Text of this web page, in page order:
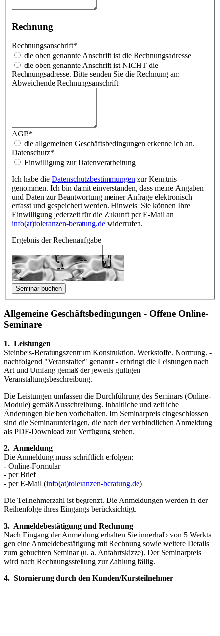
Rechnung
Rechnungsanschrift*
die oben genannte Anschrift ist die Rechnungsadresse
Rechnungsadresse. Bitte senden Sie die Rechnung an:
Abweichende Rechnungsanschrift
AGB*
die allgemeinen Geschäftsbedingungen erkenne ich an.
Datenschutz*
Einwilligung zur Datenverarbeitung
Ich habe die Datenschutzbestimmungen zur Kenntnis
genommen. Ich bin damit einverstanden, dass meine Angaben
und Daten zur Beantwortung meiner Anfrage elektronisch
erfasst und gespeichert werden. Hinweis: Sie können Ihre
Einwilligung jederzeit für die Zukunft per E-Mail an
info(at)toleranzen-beratung.de widerrufen.
Ergebnis der Rechenaufgabe
Allgemeine Geschäftsbedingungen - Offene Online-
Seminare
1. Leistungen
Steinbeis-Beratungszentrum Konstruktion. Werkstoffe. Normung. -
nachfol­gend "Veranstalter" genannt - erbringt die Leistungen nach
Art und Umfang gemäß der jeweils gültigen
Veranstaltungsbeschreibung.
Die Leistungen umfassen die Durchführung des Seminars (Online-
Module) gemäß Aus­schrei­bung. Inhaltliche und zeitliche
Änderungen bleiben vorbe­halten. Im Seminar­preis eingeschlossen
sind die Seminarunterlagen, die nach der verbindlichen Anmeldung
als PDF-Download zur Verfügung stehen.
2. Anmeldung
Die Anmeldung muss schriftlich erfolgen:
- Online-Formular
- per Brief
- per E-Mail (info(at)toleranzen-beratung.de)
Die Teilnehmerzahl ist begrenzt. Die Anmeldungen werden in der
Rei­henfolge ihres Eingangs berücksichtigt.
3. Anmeldebestätigung und Rechnung
Nach Eingang der Anmeldung erhalten Sie innerhalb von 5 Werkta­
gen eine Anmeldebestätigung mit Rechnung sowie weitere Details
zum gebuchten Seminar (u. a. Anfahrtskizze). Der Seminarpreis
wird nach Rechnungsstellung zur Zahlung fällig.
4. Stornierung durch den Kunden/Kursteilnehmer